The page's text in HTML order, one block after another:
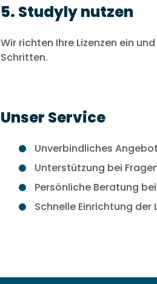
5. Studyly nutzen
Wir richten Ihre Lizenzen ein
Schritten.
Unser Service
Unverbindliches
Unterstützung bei
Persönliche Beratung
Schnelle Einrichtung der